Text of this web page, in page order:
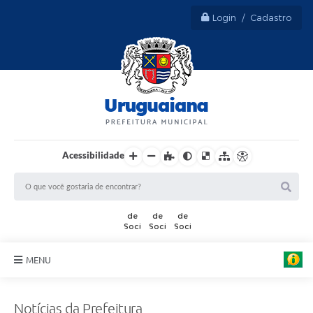
Login / Cadastro
Acessibilidade
MENU
Notícias da Prefeitura